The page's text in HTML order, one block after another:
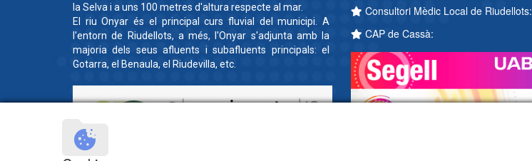
la Selva i a uns 100 metres d'altura respecte al mar.
El riu Onyar és el principal curs fluvial del municipi. A
l'entorn de Riudellots, a més, l'Onyar s'adjunta amb la
majoria dels seus afluents i subafluents principals: el
Gotarra, el Benaula, el Riudevilla, etc.
Consultori Mèdic Local de Riudellots:
CAP de Cassà: